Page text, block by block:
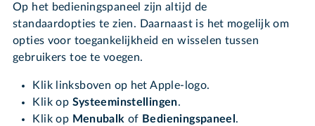
Op het bedieningspaneel zijn altijd de
standaardopties te zien. Daarnaast is het mogelijk om
opties voor toegankelijkheid en wisselen tussen
gebruikers toe te voegen.
Klik linksboven op het Apple-logo.
Klik op Systeeminstellingen.
Klik op Menubalk of Bedieningspaneel .